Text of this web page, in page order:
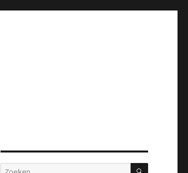
Zoeken
ZOEKEN